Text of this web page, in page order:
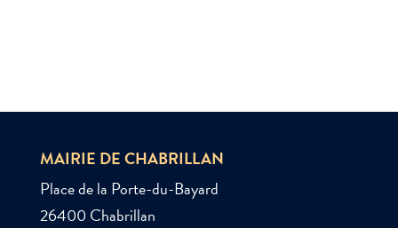
MAIRIE DE CHABRILLAN
Place de la Porte-du-Bayard
26400 Chabrillan